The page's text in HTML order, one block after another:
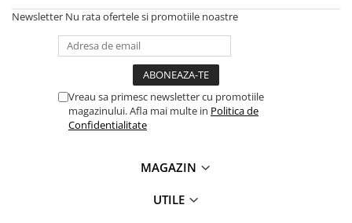
Drum unit
Capete imprimare
Cartuse inkjet si cerneala
Newsletter Nu rata ofertele si promotiile noastre
Vreau sa primesc newsletter cu promotiile
magazinului. Afla mai multe in Politica de
Confidentialitate
MAGAZIN
UTILE